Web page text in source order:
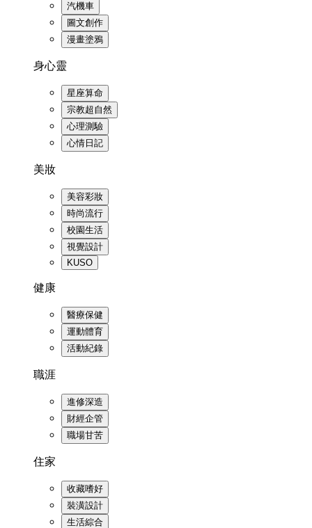
汽機車
圖文創作
漫畫塗鴉
身心靈
星座算命
宗教超自然
心理測驗
心情日記
美妝
美容彩妝
時尚流行
校園生活
視覺設計
KUSO
健康
醫療保健
運動體育
活動紀錄
職涯
進修深造
財經企管
職場甘苦
住家
收藏嗜好
裝潢設計
生活綜合